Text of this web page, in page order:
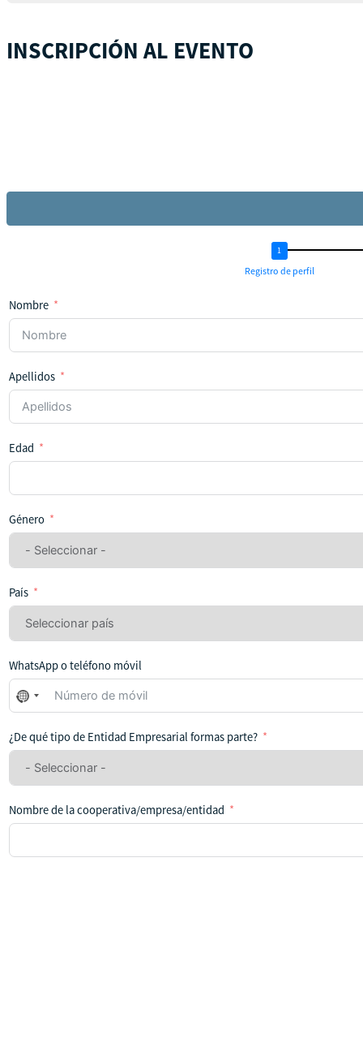
INSCRIPCIÓN AL EVENTO
Registro de perfil
Nombre
Apellidos
Edad
Género
País
WhatsApp o teléfono móvil
No
se
seleccionado
ningún
¿De qué tipo de Entidad Empresarial formas parte?
Nombre de la cooperativa/empresa/entidad